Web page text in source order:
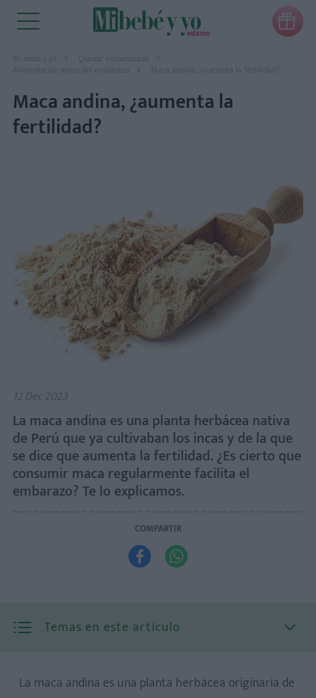

Mi bebé y yo
Alimentación antes del embarazo
Maca andina, ¿aumenta la fertilidad?
Maca andina, ¿aumenta la
fertilidad?
12 Dec 2023
La maca andina es una planta herbácea nativa
de Perú que ya cultivaban los incas y de la que
se dice que aumenta la fertilidad. ¿Es cierto que
consumir maca regularmente facilita el
embarazo? Te lo explicamos.
COMPARTIR
 
Temas en este artículo
La maca andina es una planta herbácea originaria de